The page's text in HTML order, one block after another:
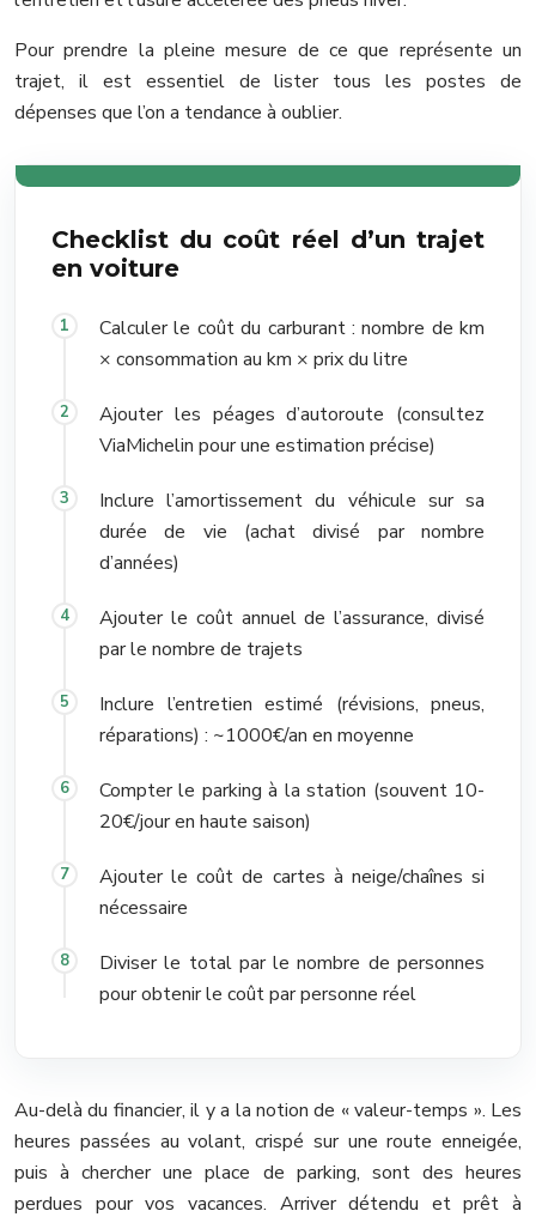
Pour prendre la pleine mesure de ce que représente un
trajet, il est essentiel de lister tous les postes de
dépenses que l’on a tendance à oublier.
Checklist du coût réel d’un trajet
en voiture
Calculer le coût du carburant : nombre de km
× consommation au km × prix du litre
Ajouter les péages d’autoroute (consultez
ViaMichelin pour une estimation précise)
Inclure l’amortissement du véhicule sur sa
durée de vie (achat divisé par nombre
d’années)
Ajouter le coût annuel de l’assurance, divisé
par le nombre de trajets
Inclure l’entretien estimé (révisions, pneus,
réparations) : ~1000€/an en moyenne
Compter le parking à la station (souvent 10-
20€/jour en haute saison)
Ajouter le coût de cartes à neige/chaînes si
nécessaire
Diviser le total par le nombre de personnes
pour obtenir le coût par personne réel
Au-delà du financier, il y a la notion de « valeur-temps ». Les
heures passées au volant, crispé sur une route enneigée,
puis à chercher une place de parking, sont des heures
perdues pour vos vacances. Arriver détendu et prêt à